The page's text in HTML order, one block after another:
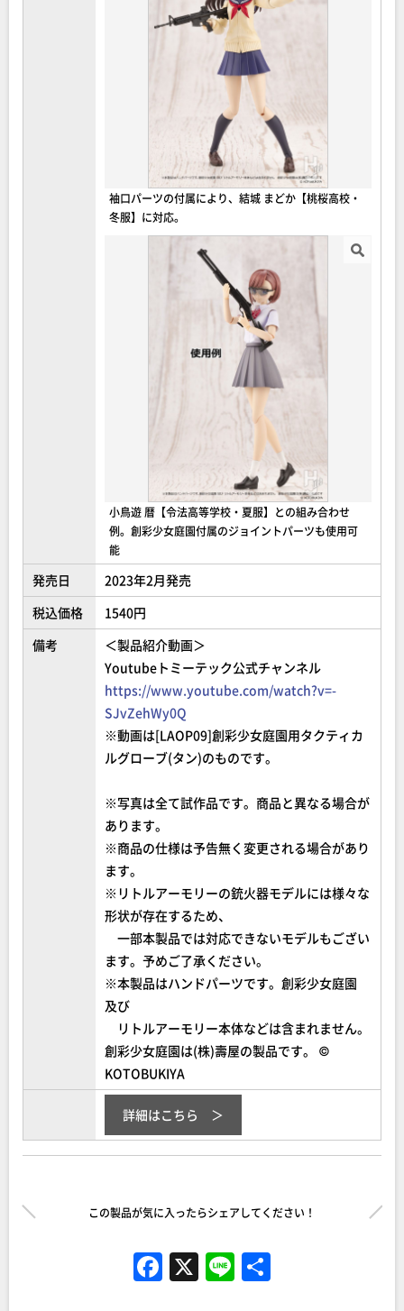
袖口パーツの付属により、結城 まどか【桃桜高校・
冬服】に対応。
小鳥遊 暦【令法高等学校・夏服】との組み合わせ
例。創彩少女庭園付属のジョイントパーツも使用可
能
発売日
2023年2月発売
税込価格
1540円
備考
＜製品紹介動画＞
Youtubeトミーテック公式チャンネル
https://www.youtube.com/watch?v=-
SJvZehWy0Q
※動画は[LAOP09]創彩少女庭園用タクティカ
ルグローブ(タン)のものです。
※写真は全て試作品です。商品と異なる場合が
あります。
※商品の仕様は予告無く変更される場合があり
ます。
※リトルアーモリーの銃火器モデルには様々な
形状が存在するため、
一部本製品では対応できないモデルもござい
ます。予めご了承ください。
※本製品はハンドパーツです。創彩少女庭園
及び
リトルアーモリー本体などは含まれません。
創彩少女庭園は(株)壽屋の製品です。 ©
KOTOBUKIYA
詳細はこちら
この製品が気に入ったらシェアしてください！
F
a
X Li
n